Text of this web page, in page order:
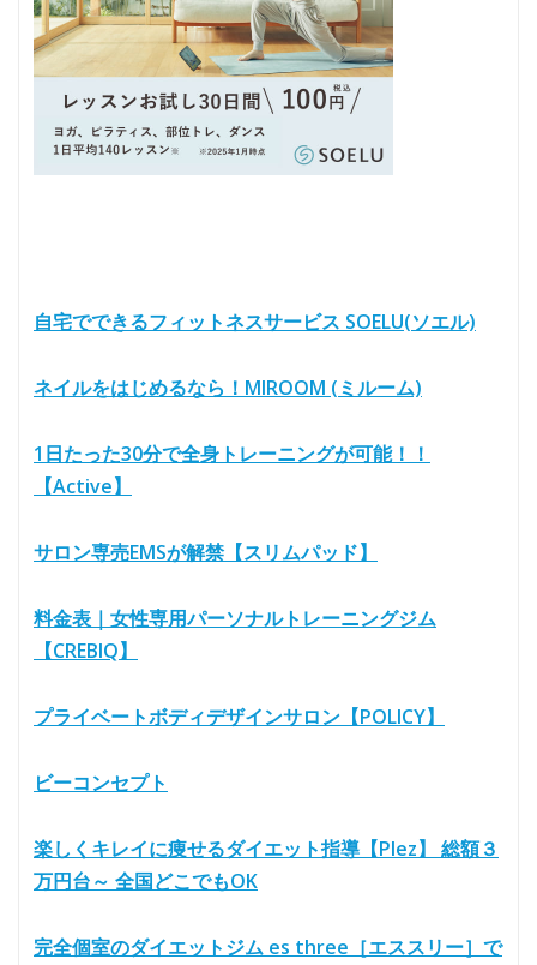
自宅でできるフィットネスサービス SOELU(ソエル)
ネイルをはじめるなら！MIROOM (ミルーム)
1日たった30分で全身トレーニングが可能！！
【Active】
サロン専売EMSが解禁【スリムパッド】
料金表｜女性専用パーソナルトレーニングジム
【CREBIQ】
プライベートボディデザインサロン【POLICY】
ビーコンセプト
楽しくキレイに痩せるダイエット指導【Plez】 総額３
万円台～ 全国どこでもOK
完全個室のダイエットジム es three［エススリー］で